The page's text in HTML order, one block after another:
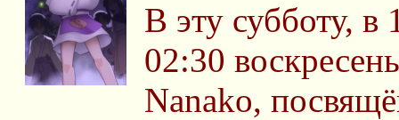
В эту субботу,
02:30
Nanako,